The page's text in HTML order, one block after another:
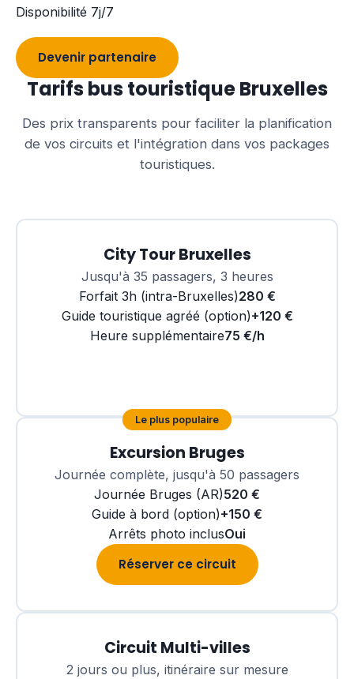
Disponibilité 7j/7
Devenir partenaire
Tarifs bus touristique Bruxelles
Des prix transparents pour faciliter la planification
de vos circuits et l'intégration dans vos packages
touristiques.
City Tour Bruxelles
Jusqu'à 35 passagers, 3 heures
Forfait 3h (intra-Bruxelles)280 €
Guide touristique agréé (option)+120 €
Heure supplémentaire75 €/h
Le plus populaire
Excursion Bruges
Journée complète, jusqu'à 50 passagers
Journée Bruges (AR)520 €
Guide à bord (option)+150 €
Arrêts photo inclusOui
Réserver ce circuit
Circuit Multi-villes
2 jours ou plus, itinéraire sur mesure